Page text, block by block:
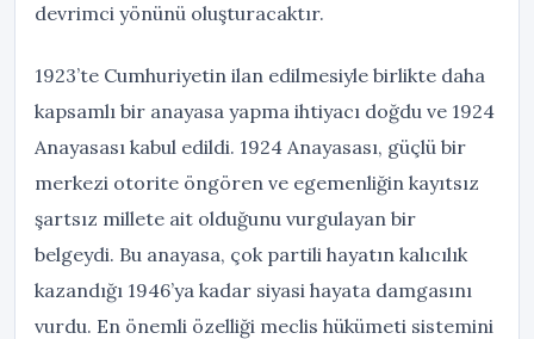
devrimci yönünü oluşturacaktır.
1923’te Cumhuriyetin ilan edilmesiyle birlikte daha
kapsamlı bir anayasa yapma ihtiyacı doğdu ve 1924
Anayasası kabul edildi. 1924 Anayasası, güçlü bir
merkezi otorite öngören ve egemenliğin kayıtsız
şartsız millete ait olduğunu vurgulayan bir
belgeydi. Bu anayasa, çok partili hayatın kalıcılık
kazandığı 1946’ya kadar siyasi hayata damgasını
vurdu. En önemli özelliği meclis hükümeti sistemini